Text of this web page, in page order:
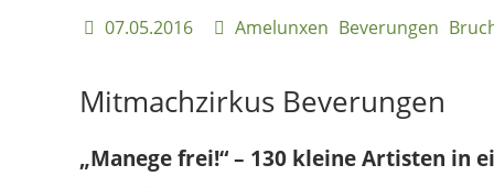
Gremien und Ausschüsse
Weinbergstiftung
Gemeindebrief
07.05.2016 Amelunxen Beverungen
Mitmachzirkus Beverungen
„Manege frei!“ – 130 kleine Artisten in